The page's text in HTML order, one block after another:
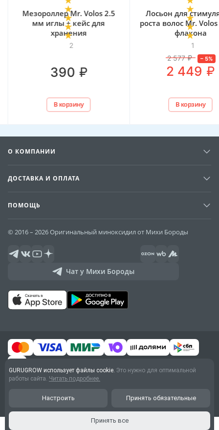
Volos 2.5
Лосьон для стимуляции
роста волос Mr. Volos 5% - 2
Пенка
О КОМПАНИИ
ДОСТАВКА И ОПЛАТА
ПОМОЩЬ
© 2016 – 2026 Оригинальный миноксидил от Михи Бороды
Чат у Михи Бороды
Обработка персональных
GURUGROW использует файлы cookie. Это нужно для оптимальной
работы сайта. Читать подробнее.
Настроить Принять обязательные
Принять все